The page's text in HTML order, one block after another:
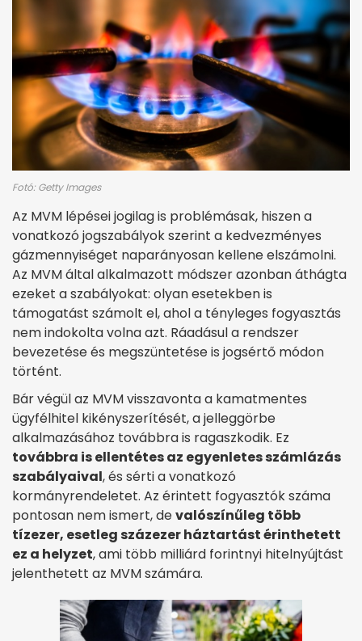
Fotó: Getty Images
Az MVM lépései jogilag is problémásak, hiszen a
vonatkozó jogszabályok szerint a kedvezményes
gázmennyiséget naparányosan kellene elszámolni.
Az MVM által alkalmazott módszer azonban áthágta
ezeket a szabályokat: olyan esetekben is
támogatást számolt el, ahol a tényleges fogyasztás
nem indokolta volna azt. Ráadásul a rendszer
bevezetése és megszüntetése is jogsértő módon
történt.
Bár végül az MVM visszavonta a kamatmentes
ügyfélhitel kikényszerítését, a jelleggörbe
alkalmazásához továbbra is ragaszkodik. Ez
továbbra is ellentétes az egyenletes számlázás
szabályaival, és sérti a vonatkozó
kormányrendeletet. Az érintett fogyasztók száma
pontosan nem ismert, devalószínűleg több
tízezer, esetleg százezer háztartást érinthetett
ez a helyzet, ami több milliárd forintnyi hitelnyújtást
jelenthetett az MVM számára.